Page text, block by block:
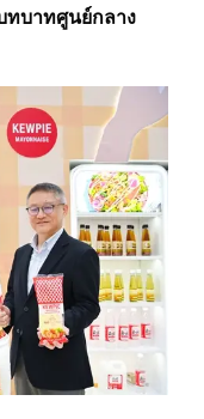
ทบาทศูนย์กลาง